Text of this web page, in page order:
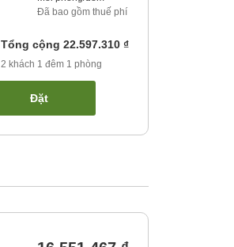
Đã bao gồm thuế phí
Tổng cộng 22.597.310 ₫
2 khách 1 đêm 1 phòng
Đặt